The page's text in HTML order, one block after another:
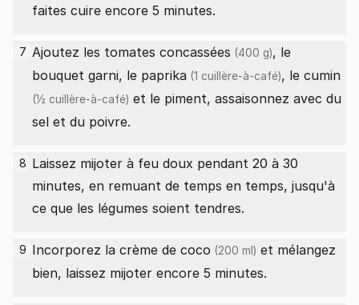
faites cuire encore 5 minutes.
7 Ajoutez les tomates concassées (400 g), le
bouquet garni, le paprika (1 cuillère-à-café), le cumin
(½ cuillère-à-café) et le piment, assaisonnez avec du
sel et du poivre.
8 Laissez mijoter à feu doux pendant 20 à 30
minutes, en remuant de temps en temps, jusqu'à
ce que les légumes soient tendres.
9 Incorporez la crème de coco (200 ml) et mélangez
bien, laissez mijoter encore 5 minutes.